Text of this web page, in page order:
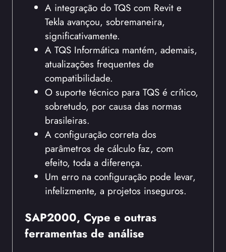
A integração do TQS com Revit e
Tekla avançou, sobremaneira,
significativamente.
A TQS Informática mantém, ademais,
atualizações frequentes de
compatibilidade.
O suporte técnico para TQS é crítico,
sobretudo, por causa das normas
brasileiras.
A configuração correta dos
parâmetros de cálculo faz, com
efeito, toda a diferença.
Um erro na configuração pode levar,
infelizmente, a projetos inseguros.
SAP2000, Cype e outras
ferramentas de análise